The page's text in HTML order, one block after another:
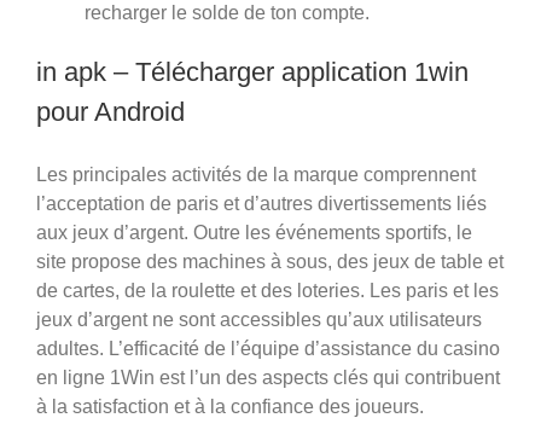
recharger le solde de ton compte.
in apk – Télécharger application 1win
pour Android
Les principales activités de la marque comprennent
l’acceptation de paris et d’autres divertissements liés
aux jeux d’argent. Outre les événements sportifs, le
site propose des machines à sous, des jeux de table et
de cartes, de la roulette et des loteries. Les paris et les
jeux d’argent ne sont accessibles qu’aux utilisateurs
adultes. L’efficacité de l’équipe d’assistance du casino
en ligne 1Win est l’un des aspects clés qui contribuent
à la satisfaction et à la confiance des joueurs.